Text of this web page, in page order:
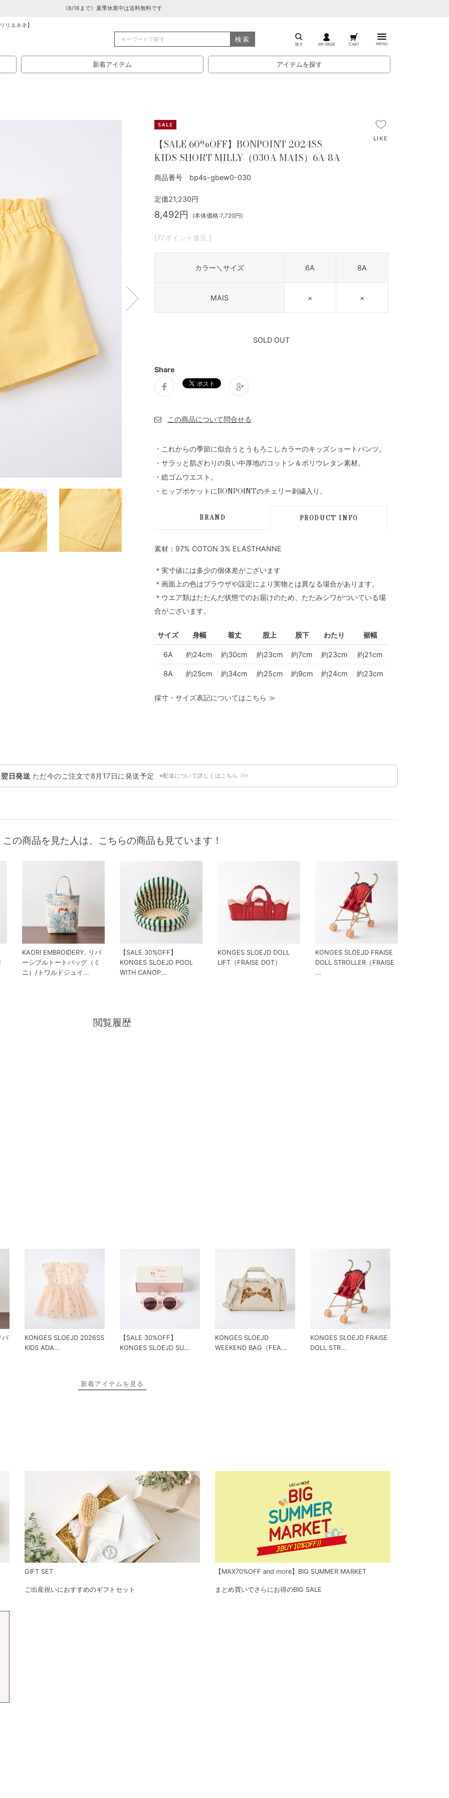
《8/16まで》夏季休業中は送料無料です
リエネネ】
検索
探す MY PAGE CART MENU
新着アイテム アイテムを探す
【SALE 60%OFF】BONPOINT 2024SS
KIDS SHORT MILLY（030A MAIS）6A-8A
商品番号 bp4s-gbew0-030
定価21,230円
8,492円 (本体価格:7,720円)
[77ポイント進呈 ]
カラー＼サイズ 6A 8A
MAIS × ×
SOLD OUT
Share
・これからの季節に似合うとうもろこしカラーのキッズショートパンツ。
・サラッと肌ざわりの良い中厚地のコットン＆ポリウレタン素材。
・総ゴムウエスト。
・ヒップポケットにBONPOINTのチェリー刺繍入り。
BRAND PRODUCT INFO
素材：97% COTON 3% ELASTHANNE
＊実寸値には多少の個体差がございます
＊画面上の色はブラウザや設定により実物とは異なる場合があります。
＊ウエア類はたたんだ状態でのお届けのため、たたみシワがついている場
合がございます。
サイズ 身幅 着丈 股上 股下 わたり 裾幅
6A 約24cm 約30cm 約23cm 約7cm 約23cm 約21cm
8A 約25cm 約34cm 約25cm 約9cm 約24cm 約23cm
採寸・サイズ表記についてはこちら ≫
日発送 ただ今のご注文で8月17日に発送予定 ※配送について詳しくはこちら
この商品を見た人は、こちらの商品も見ています！
KAORI EMBROIDERY. リバ
ーシブルトートバッグ（ミ
ニ）/トワルドジュイ...
【SALE 30%OFF】
KONGES SLOEJD POOL
WITH CANOP...
KONGES SLOEJD DOLL
LIFT（FRAISE DOT）
KONGES SLOEJD FRAISE
DOLL STROLLER（FRAISE
...
閲覧履歴
バ
KONGES SLOEJD 2026SS
KIDS ADA...
【SALE 30%OFF】
KONGES SLOEJD SU...
KONGES SLOEJD
WEEKEND BAG（FEA...
KONGES SLOEJD FRAISE
DOLL STR...
新着アイテムを見る
GIFT SET
ご出産祝いにおすすめのギフトセット
【MAX70%OFF and more】BIG SUMMER MARKET
まとめ買いでさらにお得のBIG SALE